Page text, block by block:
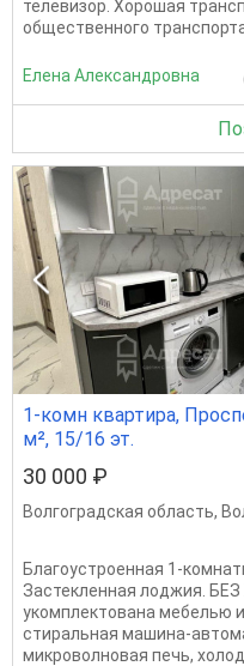
телевизор. Хорошая
общественного
Елена Александровна
1-комн квартира,
м², 15/16 эт.
30 000 ₽
Волгоградская область,
Благоустроенная 1-
Застекленная лоджия.
укомплектована мебелью
стиральная машина-
микроволновая печь,